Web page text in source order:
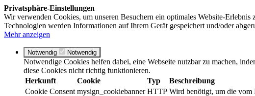
Privatsphäre-Einstellungen
Wir verwenden Cookies, um unseren Besuchern ein optimales Website-
Technologien werden Informationen auf Ihrem Gerät gespeichert und/oder
Mehr anzeigen
Notwendig Notwendig
Notwendige Cookies helfen dabei, eine Webseite nutzbar zu machen,
diese Cookies nicht richtig funktionieren.
Herkunft
Cookie Typ Beschreibung
Cookie Consent mysign_cookiebanner HTTP Wird benötigt, um die vom